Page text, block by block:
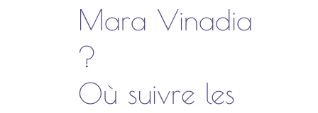
Mara Vinadia
?
Où suivre les